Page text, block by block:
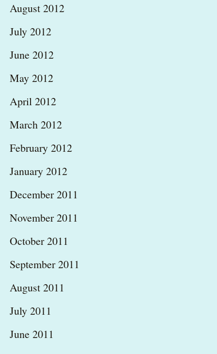
August 2012
July 2012
June 2012
May 2012
April 2012
March 2012
February 2012
January 2012
December 2011
November 2011
October 2011
September 2011
August 2011
July 2011
June 2011